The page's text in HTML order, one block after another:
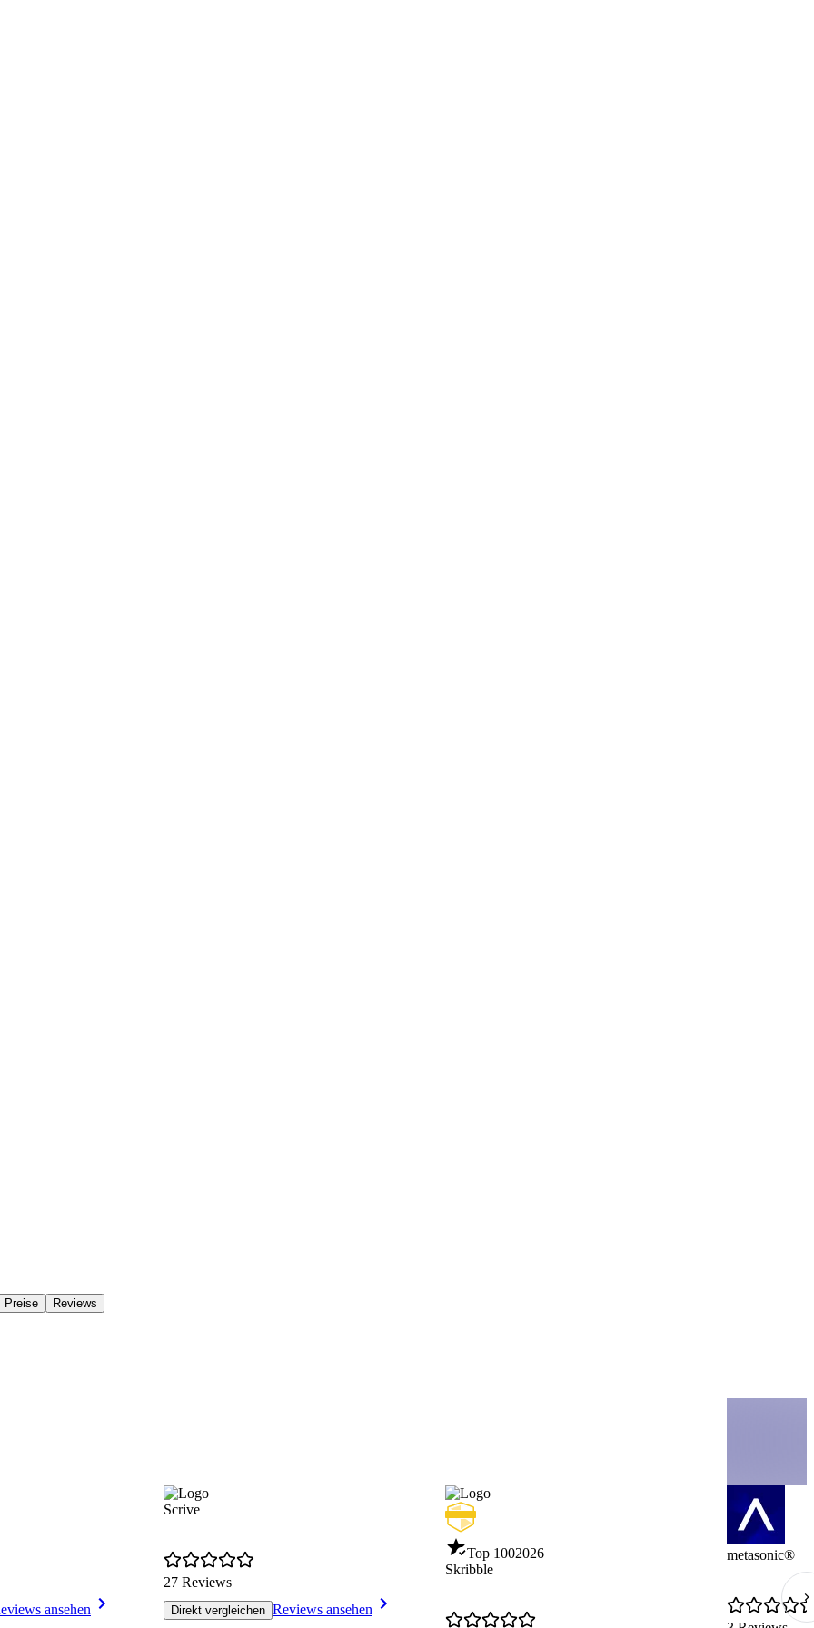
Preise Reviews
ansehen
Scrive
27 Reviews
Direkt vergleichen Reviews ansehen
Top 1002026
Skribble
metasonic®